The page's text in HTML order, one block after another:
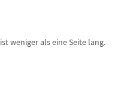
weniger als eine Seite lang.